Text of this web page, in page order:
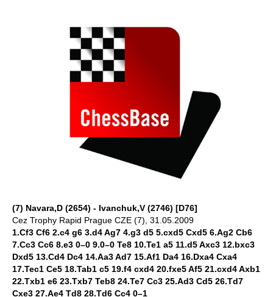
(7) Navara,D (2654) - Ivanchuk,V (2746) [D76]
Cez Trophy Rapid Prague CZE (7), 31.05.2009
1.Cf3 Cf6 2.c4 g6 3.d4 Ag7 4.g3 d5 5.cxd5 Cxd5 6.Ag2 Cb6
7.Cc3 Cc6 8.e3 0–0 9.0–0 Te8 10.Te1 a5 11.d5 Axc3 12.bxc3
Dxd5 13.Cd4 Dc4 14.Aa3 Ad7 15.Af1 Da4 16.Dxa4 Cxa4
17.Tec1 Ce5 18.Tab1 c5 19.f4 cxd4 20.fxe5 Af5 21.cxd4 Axb1
22.Txb1 e6 23.Txb7 Teb8 24.Te7 Cc3 25.Ad3 Cd5 26.Td7
Cxe3 27.Ae4 Td8 28.Td6 Cc4 0–1